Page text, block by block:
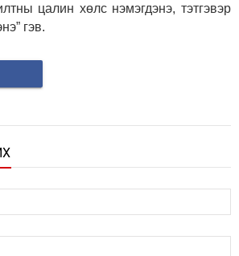
цалин хөлс нэмэгдэнэ, тэтгэвэр
гэв.